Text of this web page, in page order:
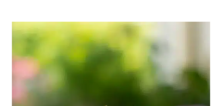
MUFFINS
BIRKES
UDEN
SMØR,